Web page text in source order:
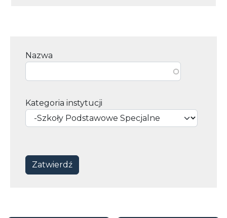
Nazwa
Kategoria instytucji